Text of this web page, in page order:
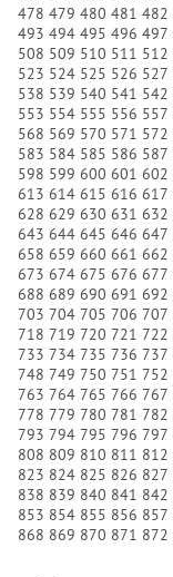
478 479 480 481 482
493 494 495 496 497
508 509 510 511 512
523 524 525 526 527
538 539 540 541 542
553 554 555 556 557
568 569 570 571 572
583 584 585 586 587
598 599 600 601 602
613 614 615 616 617
628 629 630 631 632
643 644 645 646 647
658 659 660 661 662
673 674 675 676 677
688 689 690 691 692
703 704 705 706 707
718 719 720 721 722
733 734 735 736 737
748 749 750 751 752
763 764 765 766 767
778 779 780 781 782
793 794 795 796 797
808 809 810 811 812
823 824 825 826 827
838 839 840 841 842
853 854 855 856 857
868 869 870 871 872